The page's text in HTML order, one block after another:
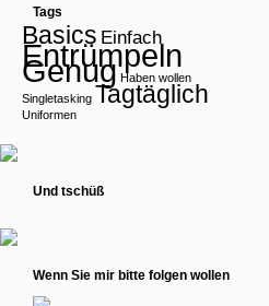
Tags
Basics Einfach
Entrümpeln
Genug Haben wollen
Singletasking Tagtäglich
Uniformen
Und tschüß
Wenn Sie mir bitte folgen wollen